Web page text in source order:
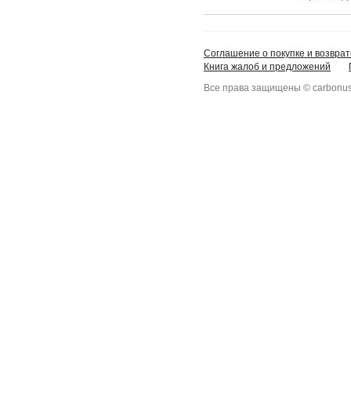
Соглашение о покупке и
Книга жалоб и предложений
Все права защищены ©